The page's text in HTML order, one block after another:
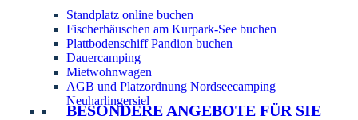
Standplatz online buchen
Fischerhäuschen am Kurpark-See buchen
Plattbodenschiff Pandion buchen
Dauercamping
Mietwohnwagen
AGB und Platzordnung Nordseecamping
Neuharlingersiel
BESONDERE ANGEBOTE FÜR SIE